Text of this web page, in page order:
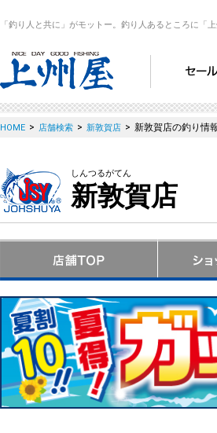
「釣り人と共に」がモットー。釣り人あるところに「
HOME > 店舗検索 > 新敦賀店 > 新敦賀店の釣り情
しんつるがてん
新敦賀店